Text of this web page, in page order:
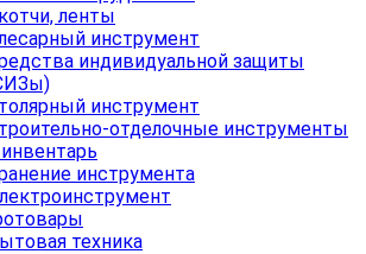
ленты
инструмент
индивидуальной защиты
инструмент
отделочные инструменты
инструмента
техника